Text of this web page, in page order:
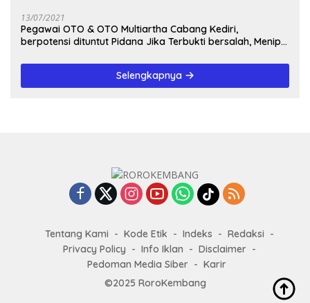
13/07/2021
Pegawai OTO & OTO Multiartha Cabang Kediri,
berpotensi dituntut Pidana Jika Terbukti bersalah, Menipu
Selengkapnya
Tentang Kami Kode Etik Indeks
Redaksi
Privacy Policy
Info Iklan
Disclaimer
Pedoman Media Siber
Karir
©2025 RoroKembang